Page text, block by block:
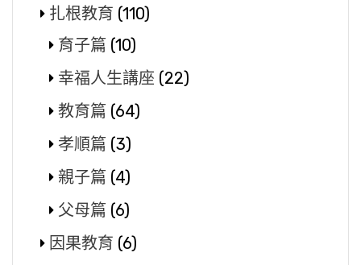
扎根教育 (110)
育子篇 (10)
幸福人生講座 (22)
教育篇 (64)
孝順篇 (3)
親子篇 (4)
父母篇 (6)
因果教育 (6)